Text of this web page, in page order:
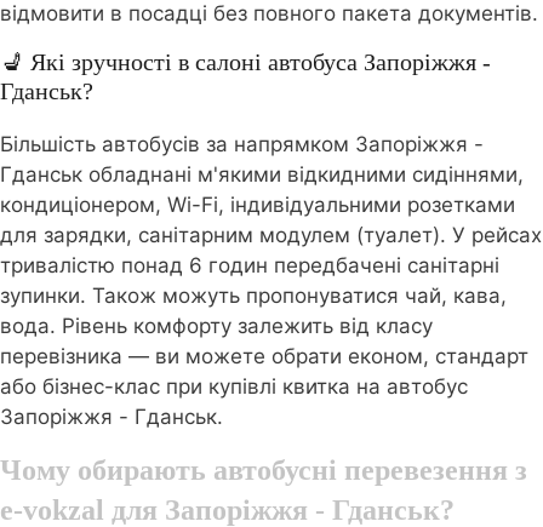
відмовити в посадці без повного пакета документів.
💺 Які зручності в салоні автобуса Запоріжжя -
Гданськ?
Більшість автобусів за напрямком Запоріжжя -
Гданськ обладнані м'якими відкидними сидіннями,
кондиціонером, Wi-Fi, індивідуальними розетками
для зарядки, санітарним модулем (туалет). У рейсах
тривалістю понад 6 годин передбачені санітарні
зупинки. Також можуть пропонуватися чай, кава,
вода. Рівень комфорту залежить від класу
перевізника — ви можете обрати економ, стандарт
або бізнес-клас при купівлі квитка на автобус
Запоріжжя - Гданськ.
Чому обирають автобусні перевезення з
e-vokzal для Запоріжжя - Гданськ?